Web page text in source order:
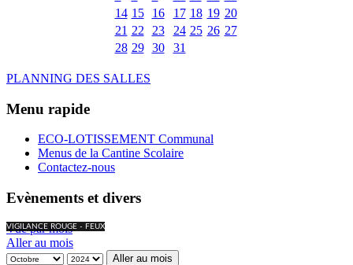
14 15 16 17 18 19 20
21 22 23 24 25 26 27
28 29 30 31
PLANNING DES SALLES
Menu rapide
ECO-LOTISSEMENT Communal
Menus de la Cantine Scolaire
Contactez-nous
Evènements et divers
VIGILANCE ROUGE - FEUX
Vue par mois
Aller au mois
Aller au mois